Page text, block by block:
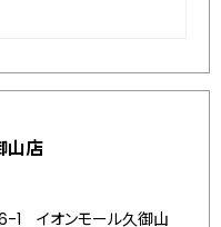
山店
1 イオンモール久御山